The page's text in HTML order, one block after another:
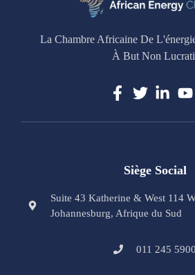
La Chambre Africaine De
À But Non
Siège Social
Suite 43 Katherine & West 114
Johannesburg, Afrique du Sud
011 245 5900